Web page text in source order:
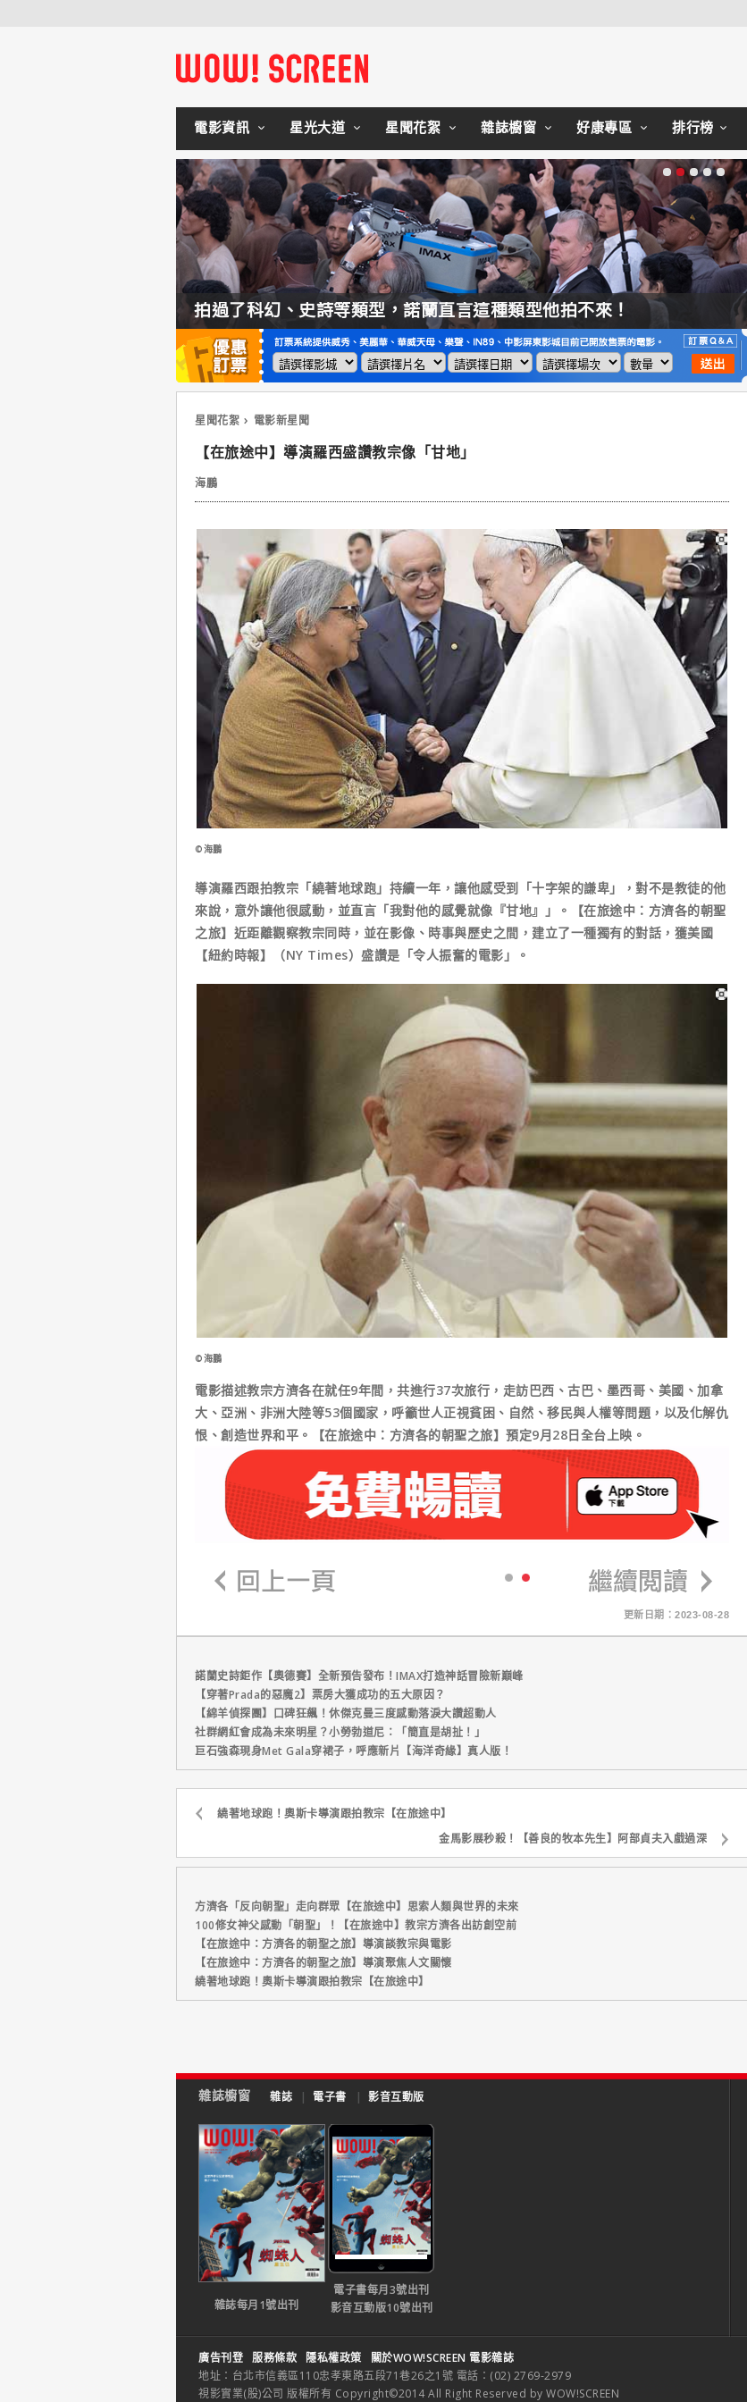
電影資訊 星光大道 星聞花絮 雜誌櫥窗 好康專區 排行榜
拍過了科幻、史詩等類型，諾蘭直言這種類型他拍不來！
星聞花絮 電影新星聞
【在旅途中】導演羅西盛讚教宗像「甘地」
海鵬
©海鵬
導演羅西跟拍教宗「繞著地球跑」持續一年，讓他感受到「十字架的謙卑」，對不是教徒的他
來說，意外讓他很感動，並直言「我對他的感覺就像『甘地』」。【在旅途中：方濟各的朝聖
之旅】近距離觀察教宗同時，並在影像、時事與歷史之間，建立了一種獨有的對話，獲美國
【紐約時報】（NY Times）盛讚是「令人振奮的電影」。
©海鵬
電影描述教宗方濟各在就任9年間，共進行37次旅行，走訪巴西、古巴、墨西哥、美國、加拿
大、亞洲、非洲大陸等53個國家，呼籲世人正視貧困、自然、移民與人權等問題，以及化解仇
恨、創造世界和平。【在旅途中：方濟各的朝聖之旅】預定9月28日全台上映。
更新日期：2023-08-28
諾蘭史詩鉅作【奧德賽】全新預告發布！IMAX打造神話冒險新巔峰
【穿著Prada的惡魔2】票房大獲成功的五大原因？
【綿羊偵探團】口碑狂飆！休傑克曼三度感動落淚大讚超動人
社群網紅會成為未來明星？小勞勃道尼：「簡直是胡扯！」
巨石強森現身Met Gala穿裙子，呼應新片【海洋奇緣】真人版！
繞著地球跑！奧斯卡導演跟拍教宗【在旅途中】
金馬影展秒殺！【善良的牧本先生】阿部貞夫入戲過深
方濟各「反向朝聖」走向群眾【在旅途中】思索人類與世界的未來
100修女神父感動「朝聖」！【在旅途中】教宗方濟各出訪創空前
【在旅途中：方濟各的朝聖之旅】導演談教宗與電影
【在旅途中：方濟各的朝聖之旅】導演聚焦人文關懷
繞著地球跑！奧斯卡導演跟拍教宗【在旅途中】
雜誌櫥窗 雜誌 | 電子書 | 影音互動版
雜誌每月1號出刊
電子書每月3號出刊
影音互動版10號出刊
廣告刊登 服務條款 隱私權政策
關於WOW!SCREEN 電影雜誌
地址：台北市信義區110忠孝東路五段71巷26之1號 電話：(02) 2769-2979
視影實業(股)公司 版權所有 Copyright©2014 All Right Reserved by WOW!SCREEN